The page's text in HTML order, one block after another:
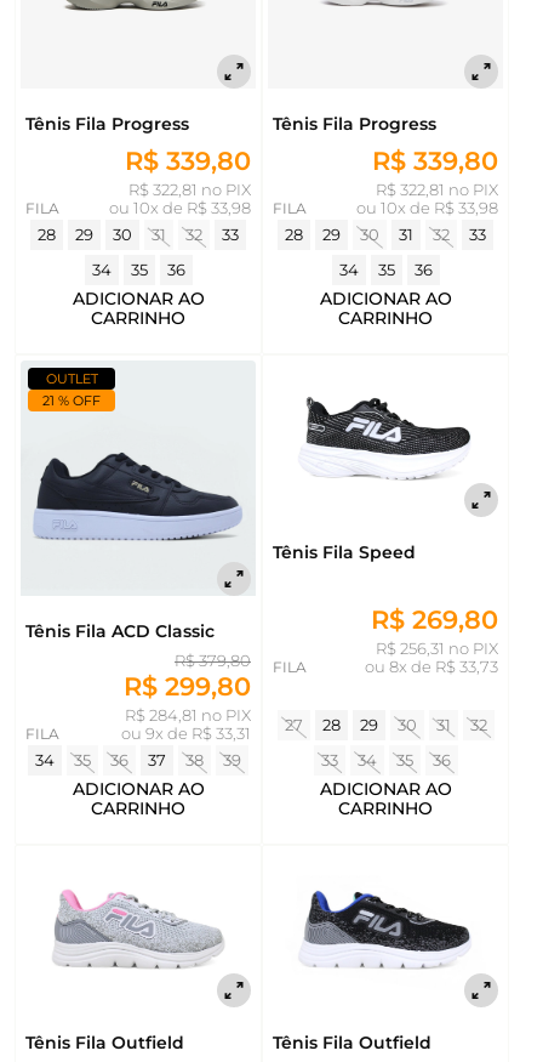
Tênis Fila Progress
R$ 339,80
R$ 322,81 no PIX
ou 10x de R$ 33,98
FILA
28
29 30 31 32
33
34
35 36
ADICIONAR AO
CARRINHO
Tênis Fila Progress
R$ 339,80
R$ 322,81 no PIX
ou 10x de R$ 33,98
FILA
28
29 30 31 32
33
34
35 36
ADICIONAR AO
CARRINHO
OUTLET
21 % OFF
Tênis Fila ACD Classic
R$ 379,80
R$ 299,80
R$ 284,81 no PIX
ou 9x de R$ 33,31
FILA
34
35 36 37 38 39
ADICIONAR AO
CARRINHO
Tênis Fila Speed
R$ 269,80
R$ 256,31 no PIX
ou 8x de R$ 33,73
FILA
27 28 29 30 31
32
33
34 35 36
ADICIONAR AO
CARRINHO
Tênis Fila Outfield Tênis Fila Outfield